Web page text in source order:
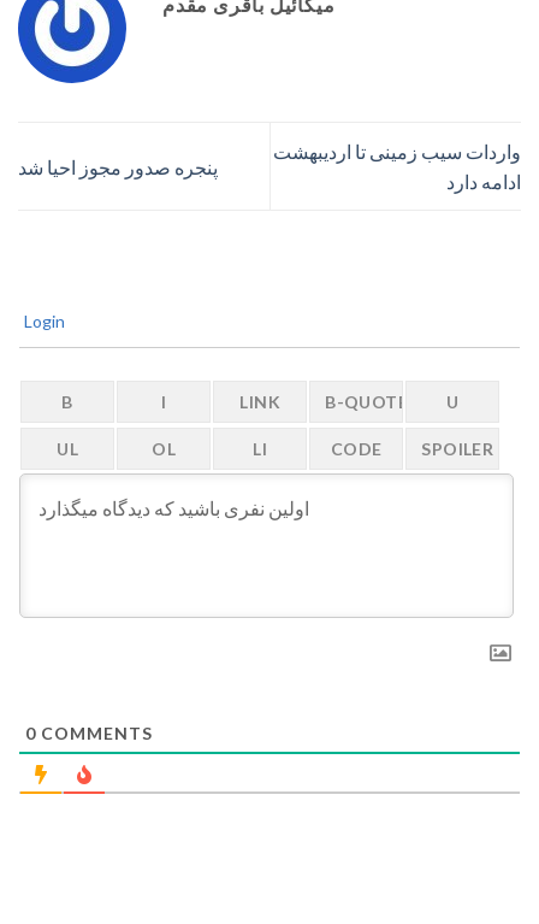
پنجره صدور مجوز احیا شد
واردات سیب زمینی تا اردیبهشت
ادامه دارد
Login
0 COMMENTS